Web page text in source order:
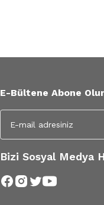
E-Bültene Abone
Bizi Sosyal Medya